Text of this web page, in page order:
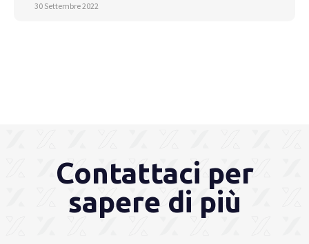
30 Settembre 2022
Contattaci per
sapere di più